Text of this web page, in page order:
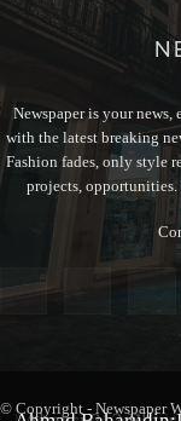
Newspaper is your
with the latest breaking
Fashion fades, only style
projects,
© Copyright - Newspaper